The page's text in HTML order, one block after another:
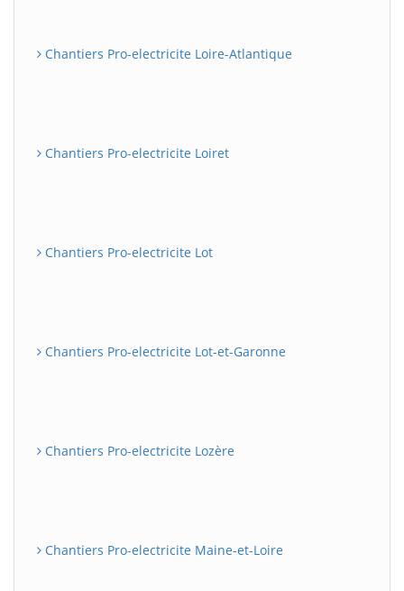
Chantiers Pro-electricite Loire-Atlantique
Chantiers Pro-electricite Loiret
Chantiers Pro-electricite Lot
Chantiers Pro-electricite Lot-et-Garonne
Chantiers Pro-electricite Lozère
Chantiers Pro-electricite Maine-et-Loire